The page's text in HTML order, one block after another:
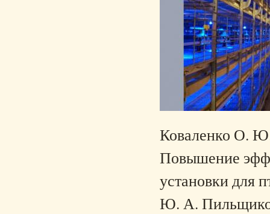
Коваленко О.
Повышение
установки для
Ю. А.